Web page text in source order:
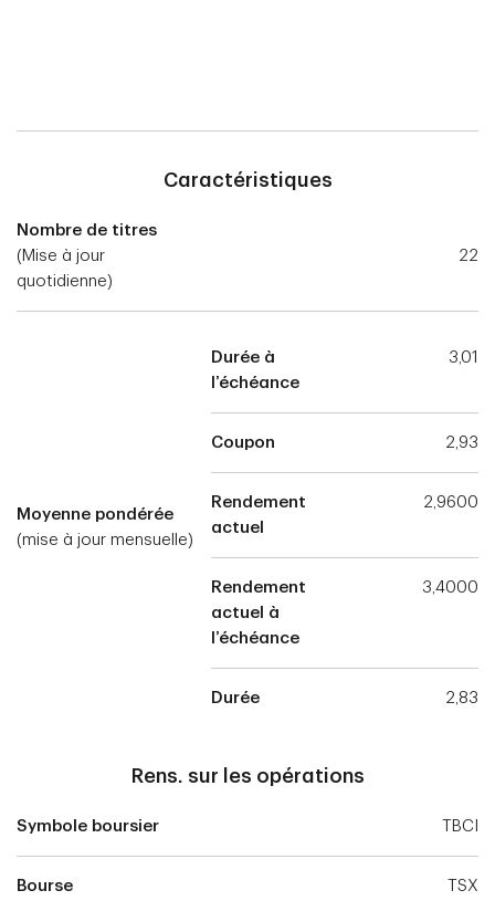
Caractéristiques
Nombre de titres
(Mise à jour
quotidienne)
22
Moyenne pondérée
(mise à jour mensuelle)
Durée à
l’échéance
3,01
Coupon 2,93
Rendement
actuel
2,9600
Rendement
actuel à
l’échéance
3,4000
Durée 2,83
Rens. sur les opérations
Symbole boursier TBCI
Bourse TSX